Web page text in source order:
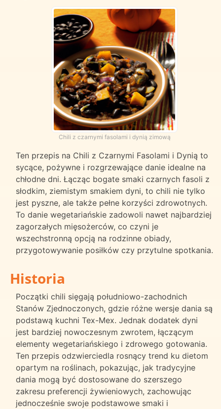
Chili z czarnymi fasolami i dynią zimową
Ten przepis na Chili z Czarnymi Fasolami i Dynią to
sycące, pożywne i rozgrzewające danie idealne na
chłodne dni. Łącząc bogate smaki czarnych fasoli z
słodkim, ziemistym smakiem dyni, to chili nie tylko
jest pyszne, ale także pełne korzyści zdrowotnych.
To danie wegetariańskie zadowoli nawet najbardziej
zagorzałych mięsożerców, co czyni je
wszechstronną opcją na rodzinne obiady,
przygotowywanie posiłków czy przytulne spotkania.
Historia
Początki chili sięgają południowo-zachodnich
Stanów Zjednoczonych, gdzie różne wersje dania są
podstawą kuchni Tex-Mex. Jednak dodatek dyni
jest bardziej nowoczesnym zwrotem, łączącym
elementy wegetariańskiego i zdrowego gotowania.
Ten przepis odzwierciedla rosnący trend ku dietom
opartym na roślinach, pokazując, jak tradycyjne
dania mogą być dostosowane do szerszego
zakresu preferencji żywieniowych, zachowując
jednocześnie swoje podstawowe smaki i